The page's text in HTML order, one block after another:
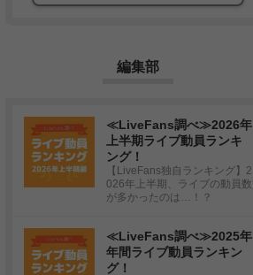
編集部
≪LiveFans調べ≫2026年
上半期ライブ動員ランキ
ング！
【LiveFans独自ランキング】2
026年上半期、ライブの動員数
が多かったのは…！？
≪LiveFans調べ≫2025年
年間ライブ動員ランキン
グ！